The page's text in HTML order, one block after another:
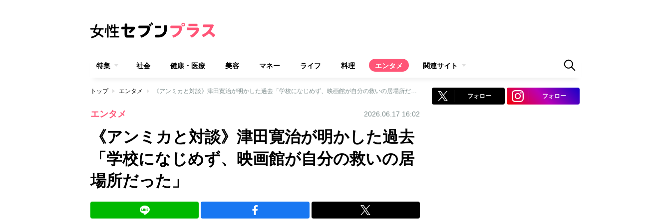
特集 社会 健康・医療 美容 マネー ライフ 料理 エンタメ 関連サイト
トップ エンタメ 《アンミカと対談》津田寛治が明かした過去「学校になじめず、映画館が自分の救いの居場所だった」
エンタメ 2026.06.17 16:02
《アンミカと対談》津田寛治が明かした過去
「学校になじめず、映画館が自分の救いの居
場所だった」
フォロー フォロー